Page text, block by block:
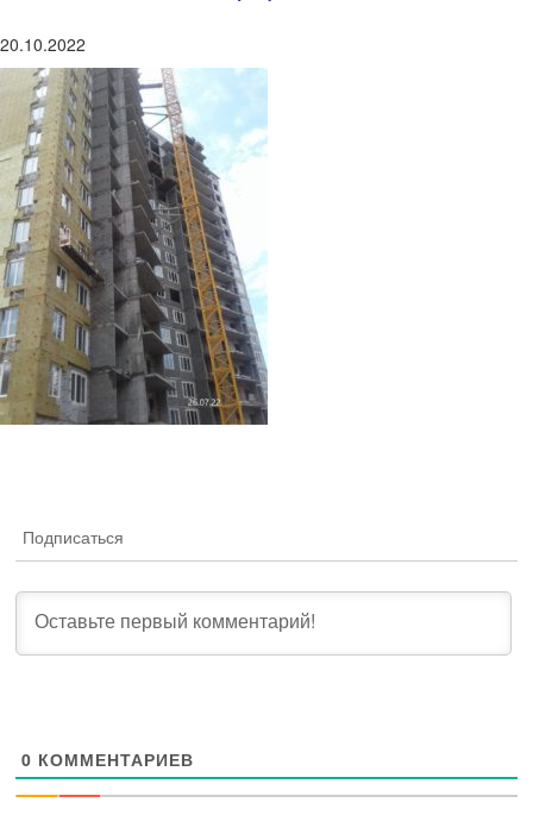
20.10.2022
Подписаться
0 КОММЕНТАРИЕВ